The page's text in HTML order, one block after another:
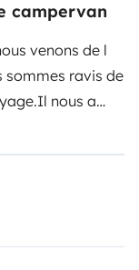
campervan
venons de l
sommes ravis de
Il nous a
en nous
et un bel
porte si